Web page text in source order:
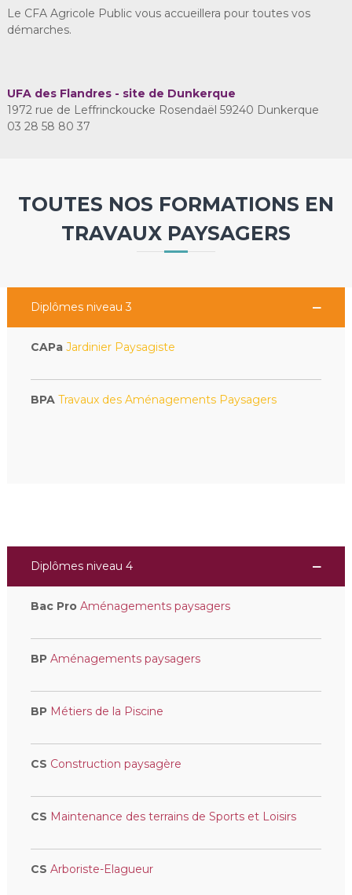
Le CFA Agricole Public vous accueillera pour toutes vos
démarches.
UFA des Flandres - site de Dunkerque
1972 rue de Leffrinckoucke Rosendaël 59240 Dunkerque
03 28 58 80 37
TOUTES NOS FORMATIONS EN
TRAVAUX PAYSAGERS
Diplômes niveau 3
CAPa Jardinier Paysagiste
BPA Travaux des Aménagements Paysagers
Diplômes niveau 4
Bac Pro Aménagements paysagers
BP Aménagements paysagers
BP Métiers de la Piscine
CS Construction paysagère
CS Maintenance des terrains de Sports et Loisirs
CS Arboriste-Elagueur